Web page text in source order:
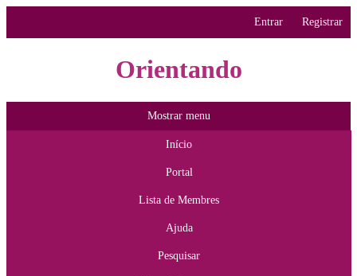
Entrar Registrar
Orientando
Mostrar menu
Início
Portal
Lista de Membres
Ajuda
Pesquisar